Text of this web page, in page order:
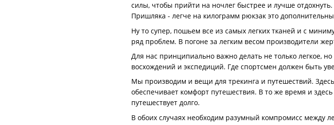
силы, чтобы прийти на ночлег быстрее и лучше
Пришляка - легче на килограмм рюкзак это
Ну то супер, пошьем все из самых легких тканей и с
ряд проблем. В погоне за легким весом производители
Для нас принципиально важно делать не только легкое,
восхождений и экспедиций. Где спортсмен должен быть
Мы производим и вещи для трекинга и путешествий.
обеспечивает комфорт путешествия. В то же время и
путешествует долго.
В обоих случаях необходим разумный компромисс между